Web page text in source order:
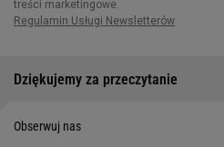
Dziękujemy za przeczytanie
Obserwuj nas